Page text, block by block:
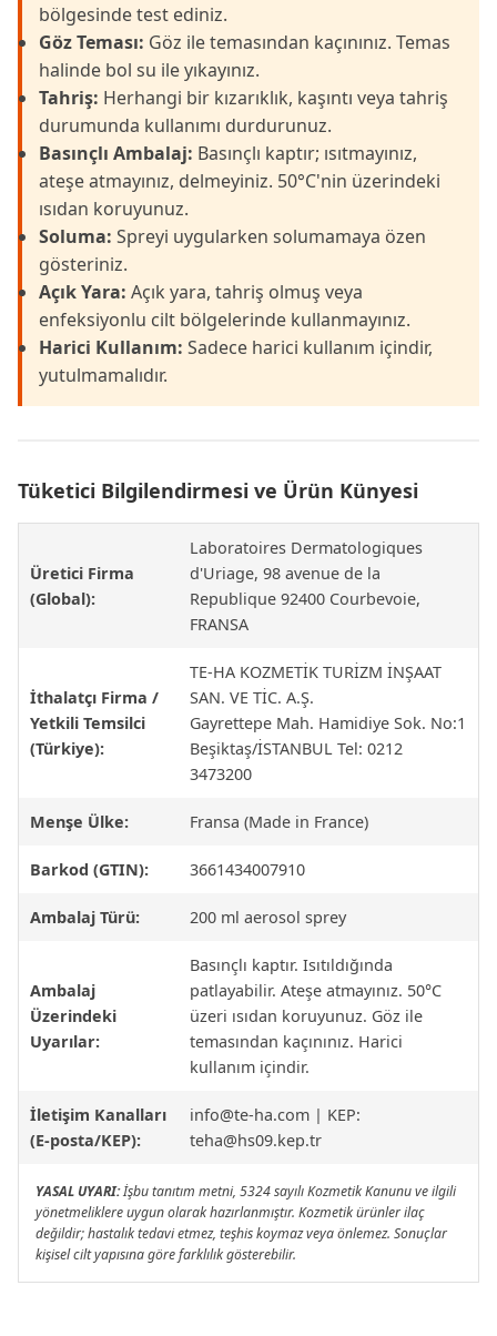
bölgesinde test ediniz.
Göz Teması: Göz ile temasından kaçınınız. Temas
halinde bol su ile yıkayınız.
Tahriş: Herhangi bir kızarıklık, kaşıntı veya tahriş
durumunda kullanımı durdurunuz.
Basınçlı Ambalaj: Basınçlı kaptır; ısıtmayınız,
ateşe atmayınız, delmeyiniz. 50°C'nin üzerindeki
ısıdan koruyunuz.
Soluma: Spreyi uygularken solumamaya özen
gösteriniz.
Açık Yara: Açık yara, tahriş olmuş veya
enfeksiyonlu cilt bölgelerinde kullanmayınız.
Harici Kullanım: Sadece harici kullanım içindir,
yutulmamalıdır.
Tüketici Bilgilendirmesi ve Ürün Künyesi
Üretici Firma
(Global):
Laboratoires Dermatologiques
d'Uriage, 98 avenue de la
Republique 92400 Courbevoie,
FRANSA
İthalatçı Firma /
Yetkili Temsilci
(Türkiye):
TE-HA KOZMETİK TURİZM İNŞAAT
SAN. VE TİC. A.Ş.
Gayrettepe Mah. Hamidiye Sok. No:1
Beşiktaş/İSTANBUL Tel: 0212
3473200
Menşe Ülke: Fransa (Made in France)
Barkod (GTIN): 3661434007910
Ambalaj Türü: 200 ml aerosol sprey
Ambalaj
Üzerindeki
Uyarılar:
Basınçlı kaptır. Isıtıldığında
patlayabilir. Ateşe atmayınız. 50°C
üzeri ısıdan koruyunuz. Göz ile
temasından kaçınınız. Harici
kullanım içindir.
İletişim Kanalları
(E-posta/KEP):
info@te-ha.com | KEP:
teha@hs09.kep.tr
YASAL UYARI:İşbu tanıtım metni, 5324 sayılı Kozmetik Kanunu ve ilgili
yönetmeliklere uygun olarak hazırlanmıştır. Kozmetik ürünler ilaç
değildir; hastalık tedavi etmez, teşhis koymaz veya önlemez. Sonuçlar
kişisel cilt yapısına göre farklılık gösterebilir.